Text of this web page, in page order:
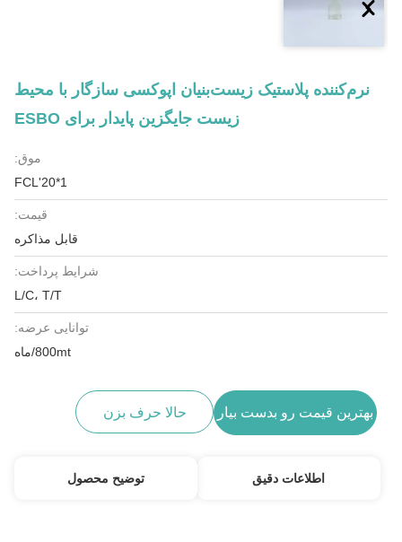
نرم‌کننده پلاستیک زیست‌بنیان اپوکسی سازگار با محیط
زیست جایگزین پایدار برای ESBO
موق:
1*20'FCL
قیمت:
قابل مذاکره
شرایط پرداخت:
L/C، T/T
توانایی عرضه:
800mt/ماه
بهترین قیمت رو بدست بیار حالا حرف بزن
اطلاعات دقیق توضیح محصول